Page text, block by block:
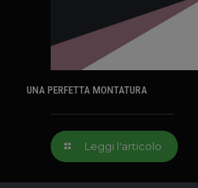
UNA PERFETTA MONTATURA
Leggi l'articolo